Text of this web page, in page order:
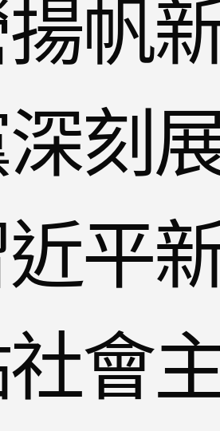
帆
刻
平
會